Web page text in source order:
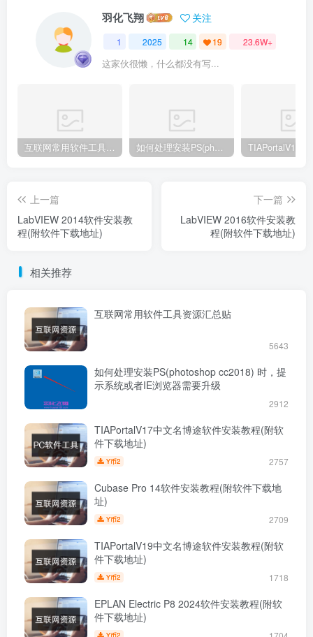
羽化飞翔 关注
1 2025 14 19 23.6W+
这家伙很懒，什么都没有写...
上一篇
LabVIEW 2014软件安装教
程(附软件下载地址)
下一篇
LabVIEW 2016软件安装教
程(附软件下载地址)
相关推荐
互联网常用软件工具资源汇总贴
5643
如何处理安装PS(photoshop cc2018) 时，提
示系统或者IE浏览器需要升级
2912
TIAPortalV17中文名博途软件安装教程(附软
件下载地址)
Y币2 2757
Cubase Pro 14软件安装教程(附软件下载地
址)
Y币2 2709
TIAPortalV19中文名博途软件安装教程(附软
件下载地址)
Y币2 1718
EPLAN Electric P8 2024软件安装教程(附软
件下载地址)
Y币2